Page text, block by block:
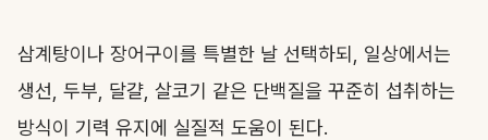
삼계탕이나 장어구이를 특별한 날 선택하되, 일상에서는
생선, 두부, 달걀, 살코기 같은 단백질을 꾸준히 섭취하는
방식이 기력 유지에 실질적 도움이 된다.